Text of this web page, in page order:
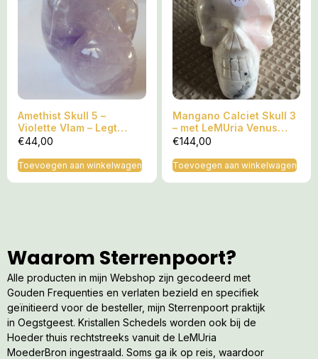
Amethist Skull 5 –
Violette Vlam – Legt
contact met Meester
€44,00
Toevoegen aan winkelwagen
Mangano Calciet Skull 3
– met LeMUria Venus
trilling
€144,00
Toevoegen aan winkelwagen
Waarom Sterrenpoort?
Alle producten in mijn Webshop zijn gecodeerd met
Gouden Frequenties en verlaten bezield en specifiek
geïnitieerd voor de besteller, mijn Sterrenpoort praktijk
in Oegstgeest. Kristallen Schedels worden ook bij de
Hoeder thuis rechtstreeks vanuit de LeMUria
MoederBron ingestraald. Soms ga ik op reis, waardoor